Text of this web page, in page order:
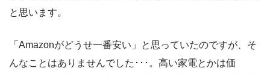
と思います。
「Amazonがどうせ一番安い」と思っていたのですが、そ
んなことはありませんでした･･･。高い家電とかは価